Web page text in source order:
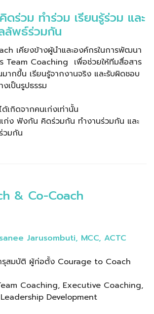
ร่วม ทำร่วม เรียนรู้ร่วม และ
ลัพธ์ร่วมกัน
เคียงข้างผู้นำและองค์กรในการพัฒนา
Team Coaching เพื่อช่วยให้ทีมสื่อสาร
ากขึ้น เรียนรู้จากงานจริง และรับผิดชอบ
เป็นรูปธรรม
ด้เกิดจากคนเก่งเท่านั้น
ก่ง ฟังกัน คิดร่วมกัน ทำงานร่วมกัน และ
วมกัน
& Co-Coach
Jarusombuti, MCC, ACTC
รุสมบัติ ผู้ก่อตั้ง Courage to Coach
Coaching, Executive Coaching,
Development